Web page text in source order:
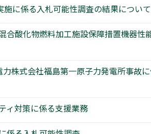
に係る入札可能性調査の結果について
合酸化物燃料加工施設保障措置機器
株式会社福島第一原子力発電所事故
ィ対策に係る支援業務